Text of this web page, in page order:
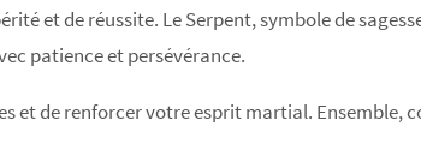
et de réussite. Le Serpent, symbole de
patience et persévérance.
et de renforcer votre esprit martial. Ensemble,